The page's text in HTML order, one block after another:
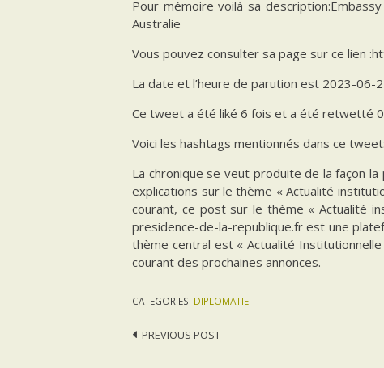
Pour mémoire voilà sa
Australie
Vous pouvez consulter sa page sur ce lien
La date et l’heure de parution est 2023-06-
Ce tweet a été liké 6 fois et a été retwetté
Voici les hashtags mentionnés dans ce
La chronique se veut produite de la façon
explications sur le thème « Actualité
courant, ce post sur le thème « Actualité
presidence-de-la-republique.fr est une
thème central est « Actualité
courant des prochaines annonces.
CATEGORIES: DIPLOMATIE
Post
PREVIOUS POST